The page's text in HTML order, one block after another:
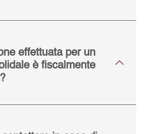
effettuata per un
è fiscalmente